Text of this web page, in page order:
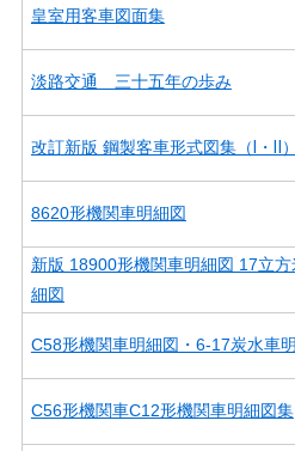
皇室用客車図面集
淡路交通 三十五年の歩み
改訂新版 鋼製客車形式図集（Ⅰ・Ⅱ
8620形機関車明細図
新版 18900形機関車明細図 17立
細図
C58形機関車明細図・6-17炭水車
C56形機関車C12形機関車明細図集